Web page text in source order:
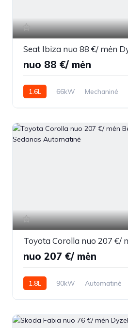
nuo 88 €/ mėn
1.6L 66kW Mechaninė
nuo 207 €/ mėn
1.8L 90kW Automatinė